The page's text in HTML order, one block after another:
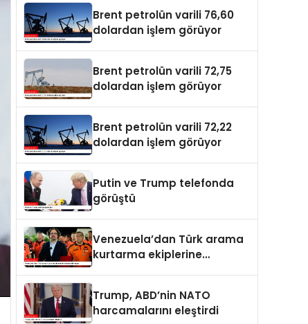
Brent petrolün varili 76,60
dolardan işlem görüyor
Brent petrolün varili 72,75
dolardan işlem görüyor
Brent petrolün varili 72,22
dolardan işlem görüyor
Putin ve Trump telefonda
görüştü
Venezuela’dan Türk arama
kurtarma ekiplerine
Trump, ABD’nin NATO
harcamalarını eleştirdi